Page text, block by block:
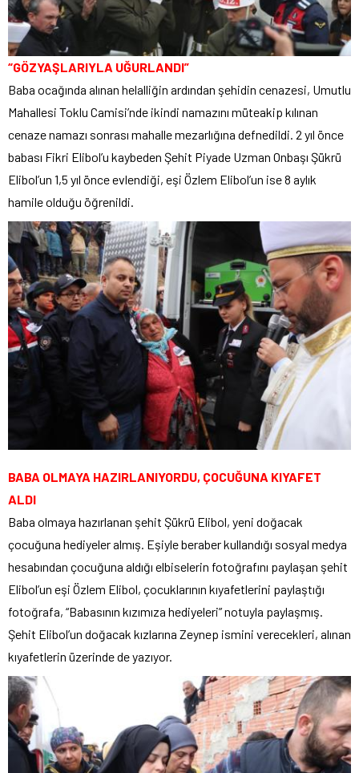
“GÖZYAŞLARIYLA UĞURLANDI”
Baba ocağında alınan helalliğin ardından şehidin cenazesi, Umutlu
Mahallesi Toklu Camisi’nde ikindi namazını müteakip kılınan
cenaze namazı sonrası mahalle mezarlığına defnedildi. 2 yıl önce
babası Fikri Elibol’u kaybeden Şehit Piyade Uzman Onbaşı Şükrü
Elibol’un 1,5 yıl önce evlendiği, eşi Özlem Elibol’un ise 8 aylık
hamile olduğu öğrenildi.
BABA OLMAYA HAZIRLANIYORDU, ÇOCUĞUNA KIYAFET
ALDI
Baba olmaya hazırlanan şehit Şükrü Elibol, yeni doğacak
çocuğuna hediyeler almış. Eşiyle beraber kullandığı sosyal medya
hesabından çocuğuna aldığı elbiselerin fotoğrafını paylaşan şehit
Elibol’un eşi Özlem Elibol, çocuklarının kıyafetlerini paylaştığı
fotoğrafa, “Babasının kızımıza hediyeleri” notuyla paylaşmış.
Şehit Elibol’un doğacak kızlarına Zeynep ismini verecekleri, alınan
kıyafetlerin üzerinde de yazıyor.